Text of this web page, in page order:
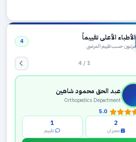
الأطباء الأعلى تقييماً
مرتبون حسب تقييم المرضى
4
1 / 4
عبد الحق محمود شاهين
Orthopedics Department
5.0
2
حجزان
1
تقييم